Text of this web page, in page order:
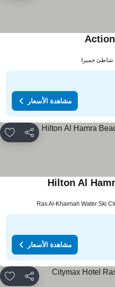
مشاهدة الأسعار
مشاركة
Hilton Al
مشاهدة الأسعار
مشاركة